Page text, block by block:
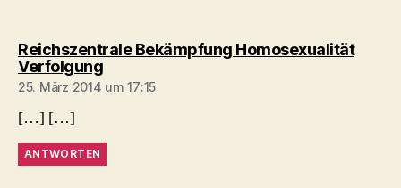
Reichszentrale Bekämpfung Homosexualität
Verfolgungsagt:
25. März 2014 um 17:15
[…] […]
ANTWORTEN